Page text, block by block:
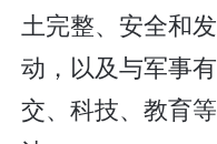
土完整、安全和
动，以及与军事
交、科技、教育